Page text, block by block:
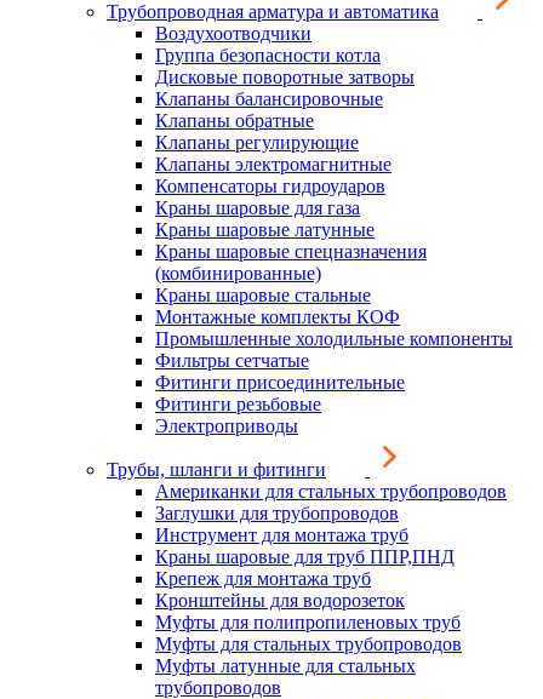
Трубопроводная арматура и автоматика
Воздухоотводчики
Группа безопасности котла
Дисковые поворотные затворы
Клапаны балансировочные
Клапаны обратные
Клапаны регулирующие
Клапаны электромагнитные
Компенсаторы гидроударов
Краны шаровые для газа
Краны шаровые латунные
Краны шаровые спецназначения
(комбинированные)
Краны шаровые стальные
Монтажные комплекты КОФ
Промышленные холодильные компоненты
Фильтры сетчатые
Фитинги присоединительные
Фитинги резьбовые
Электроприводы
Трубы, шланги и фитинги
Американки для стальных трубопроводов
Заглушки для трубопроводов
Инструмент для монтажа труб
Краны шаровые для труб ППР,ПНД
Крепеж для монтажа труб
Кронштейны для водорозеток
Муфты для полипропиленовых труб
Муфты для стальных трубопроводов
Муфты латунные для стальных
трубопроводов